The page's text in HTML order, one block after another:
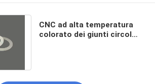
CNC ad alta temperatura
colorato dei giunti circolari